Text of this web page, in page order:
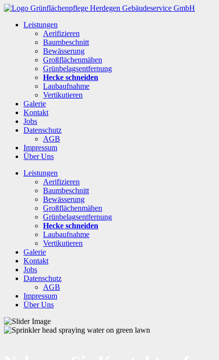
Leistungen
Aerifizieren
Baumbeschnitt
Bewässerung
Großflächenmähen
Grünbelagsentfernung
Hecke schneiden
Laubaufnahme
Vertikutieren
Galerie
Kontakt
Jobs
Datenschutz
AGB
Impressum
Über Uns
Leistungen
Aerifizieren
Baumbeschnitt
Bewässerung
Großflächenmähen
Grünbelagsentfernung
Hecke schneiden
Laubaufnahme
Vertikutieren
Galerie
Kontakt
Jobs
Datenschutz
AGB
Impressum
Über Uns